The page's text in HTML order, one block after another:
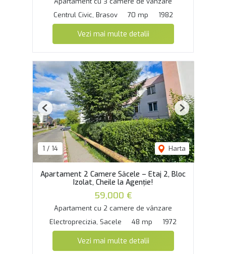
Centrul Civic, Brasov
70 mp 1982
Vezi mai multe detalii
1 / 14 Harta
Previous Next
Apartament 2 Camere Săcele – Etaj 2, Bloc
Izolat, Cheile la Agenție!
59,000 €
Apartament cu 2 camere de vânzare
Electroprecizia, Sacele
48 mp 1972
Vezi mai multe detalii